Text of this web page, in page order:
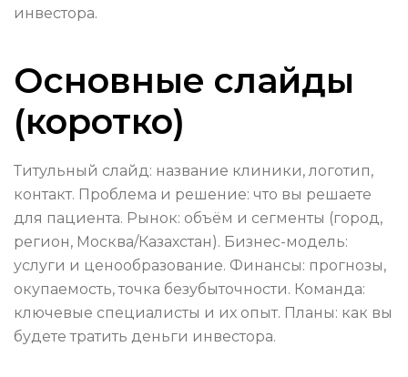
инвестора.
Основные слайды
(коротко)
Титульный слайд: название клиники, логотип,
контакт. Проблема и решение: что вы решаете
для пациента. Рынок: объём и сегменты (город,
регион, Москва/Казахстан). Бизнес-модель:
услуги и ценообразование. Финансы: прогнозы,
окупаемость, точка безубыточности. Команда:
ключевые специалисты и их опыт. Планы: как вы
будете тратить деньги инвестора.